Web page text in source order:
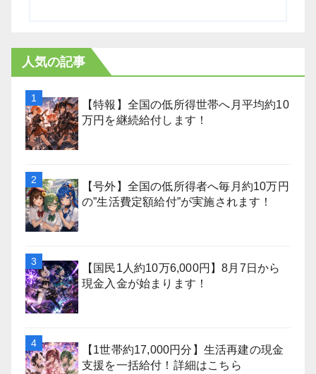
人気の記事
【特報】全国の低所得世帯へ月平均約10
万円を継続給付します！
【号外】全国の低所得者へ毎月約10万円
の”生活費定額給付”が実施されます！
【国民1人約10万6,000円】8月7日から
現金入金が始まります！
【1世帯約17,000円分】生活再建の現金
支援を一括給付！詳細はこちら